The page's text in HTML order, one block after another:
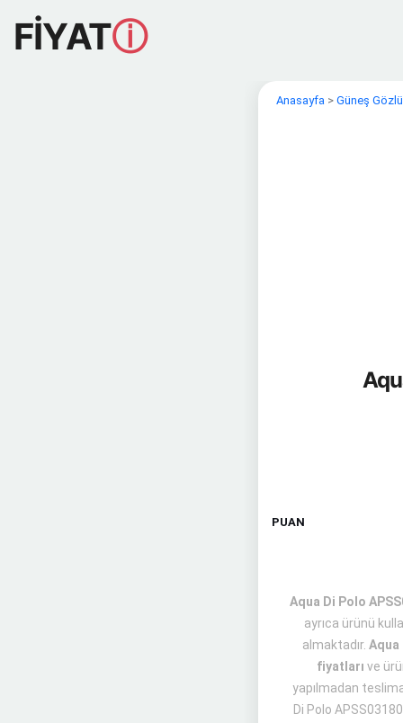
FİYATⓘ
Anasayfa > Güneş
PUAN
Aqua Di Polo
ayrıca ürünü
almaktadır. Aqua
fiyatları ve
yapılmadan
Di Polo